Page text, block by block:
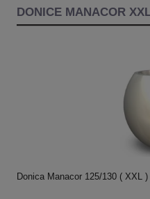
DONICE MANACOR
Donica Manacor 125/130 ( XXL